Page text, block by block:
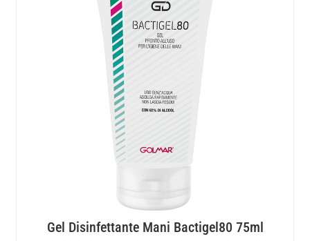
Gel Disinfettante Mani Bactigel80 75ml